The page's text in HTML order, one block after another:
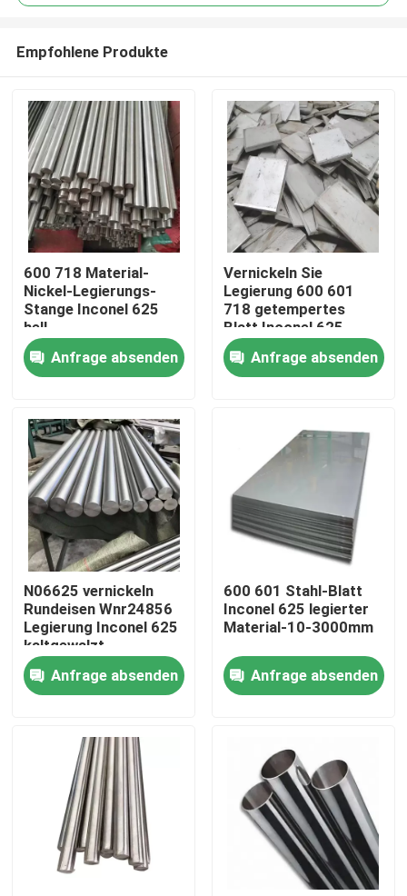
Haus
Produkte
Über uns
Fabrik-Ausflug
Qualitätskontrolle
Treten Sie mit uns in Verbindung
Material Inconel 625
Incoloy 800-Material
Empfohlene Produkte
600 718 Material-
Nickel-Legierungs-
Stange Inconel 625
hell
Anfrage absenden
Vernickeln Sie
Legierung 600 601
718 getempertes
Blatt Inconel 625
Anfrage absenden
N06625 vernickeln
Rundeisen Wnr24856
Legierung Inconel 625
kaltgewalzt
Anfrage absenden
600 601 Stahl-Blatt
Inconel 625 legierter
Material-10-3000mm
Anfrage absenden